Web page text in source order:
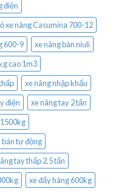
điện
xe nâng Casumina 700-12
600-9
xe nâng bàn niuli
cao 1m3
xe nâng nhập khẩu
điện
xe nâng tay 2 tấn
bán tự động
tay thấp 2.5 tấn
xe đẩy hàng 600kg